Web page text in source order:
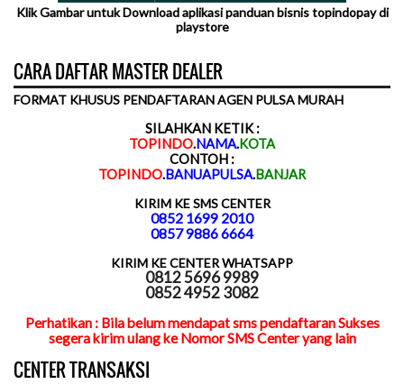
Klik Gambar untuk Download aplikasi panduan bisnis topindopay di
playstore
CARA DAFTAR MASTER DEALER
FORMAT KHUSUS PENDAFTARAN AGEN PULSA MURAH
SILAHKAN KETIK :
TOPINDO.NAMA.KOTA
CONTOH :
TOPINDO.BANUAPULSA.BANJAR
KIRIM KE SMS CENTER
0852 1699 2010
0857 9886 6664
KIRIM KE CENTER WHATSAPP
0812 5696 9989
0852 4952 3082
Perhatikan : Bila belum mendapat sms pendaftaran Sukses
segera kirim ulang ke Nomor SMS Center yang lain
CENTER TRANSAKSI